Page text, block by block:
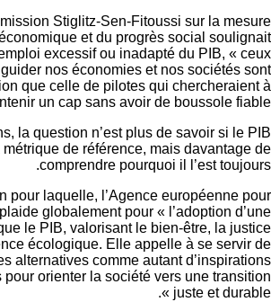
Stiglitz-Sen-Fitoussi sur la
économique et du progrès social
emploi excessif ou inadapté du PIB, «
de guider nos économies et nos sociétés
que celle de pilotes qui
maintenir un cap sans avoir de boussole
la question n’est plus de savoir si
la métrique de référence, mais
comprendre pourquoi il l’est
pour laquelle, l’Agence européenne
plaide globalement pour « l’adoption
que le PIB, valorisant le bien-être, la
écologique. Elle appelle à se
ces alternatives comme autant
pour orienter la société vers une
juste et